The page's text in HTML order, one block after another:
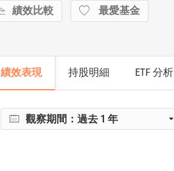
績效比較 最愛基金
績效表現 持股明細 ETF 分析
觀察期間：過去 1 年